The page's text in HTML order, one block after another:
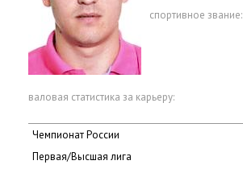
спортивное звание:
валовая статистика за карьеру:
Чемпионат России
Первая/Высшая лига